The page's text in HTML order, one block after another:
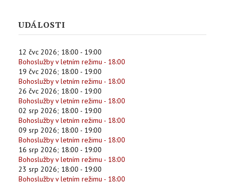
UDÁLOSTI
12 čvc 2026; 18:00 - 19:00
Bohoslužby v letním režimu - 18:00
19 čvc 2026; 18:00 - 19:00
Bohoslužby v letním režimu - 18:00
26 čvc 2026; 18:00 - 19:00
Bohoslužby v letním režimu - 18:00
02 srp 2026; 18:00 - 19:00
Bohoslužby v letním režimu - 18:00
09 srp 2026; 18:00 - 19:00
Bohoslužby v letním režimu - 18:00
16 srp 2026; 18:00 - 19:00
Bohoslužby v letním režimu - 18:00
23 srp 2026; 18:00 - 19:00
Bohoslužby v letním režimu - 18:00